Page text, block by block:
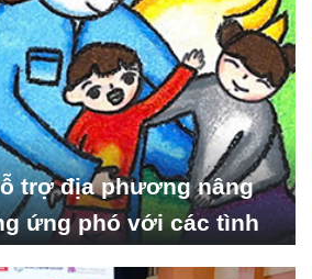
trợ địa phương nâng
ứng phó với các tình